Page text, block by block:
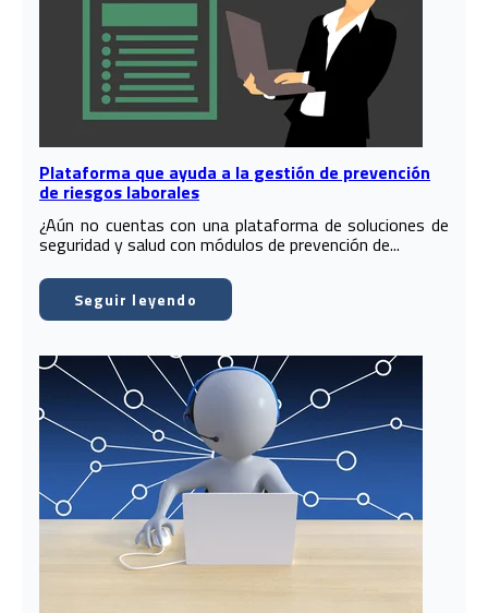
Plataforma que ayuda a la gestión de prevención
de riesgos laborales
¿Aún no cuentas con una plataforma de soluciones de
seguridad y salud con módulos de prevención de...
Seguir leyendo